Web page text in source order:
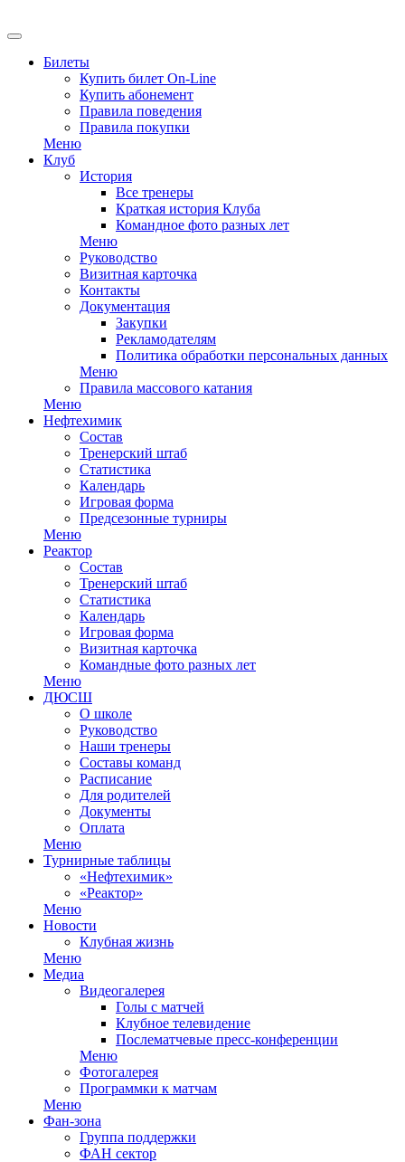
Билеты
Купить билет On-Line
Купить абонемент
Правила поведения
Правила покупки
Меню
Клуб
История
Все тренеры
Краткая история Клуба
Командное фото разных лет
Меню
Руководство
Визитная карточка
Контакты
Документация
Закупки
Рекламодателям
Политика обработки персональных данных
Меню
Правила массового катания
Меню
Нефтехимик
Состав
Тренерский штаб
Статистика
Календарь
Игровая форма
Предсезонные турниры
Меню
Реактор
Состав
Тренерский штаб
Статистика
Календарь
Игровая форма
Визитная карточка
Командные фото разных лет
Меню
ДЮСШ
О школе
Руководство
Наши тренеры
Составы команд
Расписание
Для родителей
Документы
Оплата
Меню
Турнирные таблицы
«Нефтехимик»
«Реактор»
Меню
Новости
Клубная жизнь
Меню
Медиа
Видеогалерея
Голы с матчей
Клубное телевидение
Послематчевые пресс-конференции
Меню
Фотогалерея
Программки к матчам
Меню
Фан-зона
Группа поддержки
ФАН сектор